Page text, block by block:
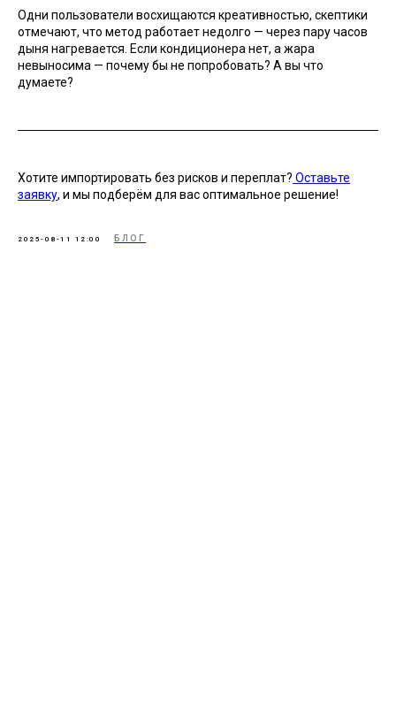
Одни пользователи восхищаются креативностью, скептики
отмечают, что метод работает недолго — через пару часов
дыня нагревается. Если кондиционера нет, а жара
невыносима — почему бы не попробовать? А вы что
думаете?
Хотите импортировать без рисков и переплат? Оставьте
заявку, и мы подберём для вас оптимальное решение!
2025-08-11 12:00 БЛОГ